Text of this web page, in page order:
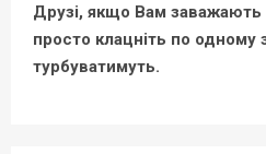
Друзі, якщо Вам заважають
просто клацніть по одному
турбуватимуть.